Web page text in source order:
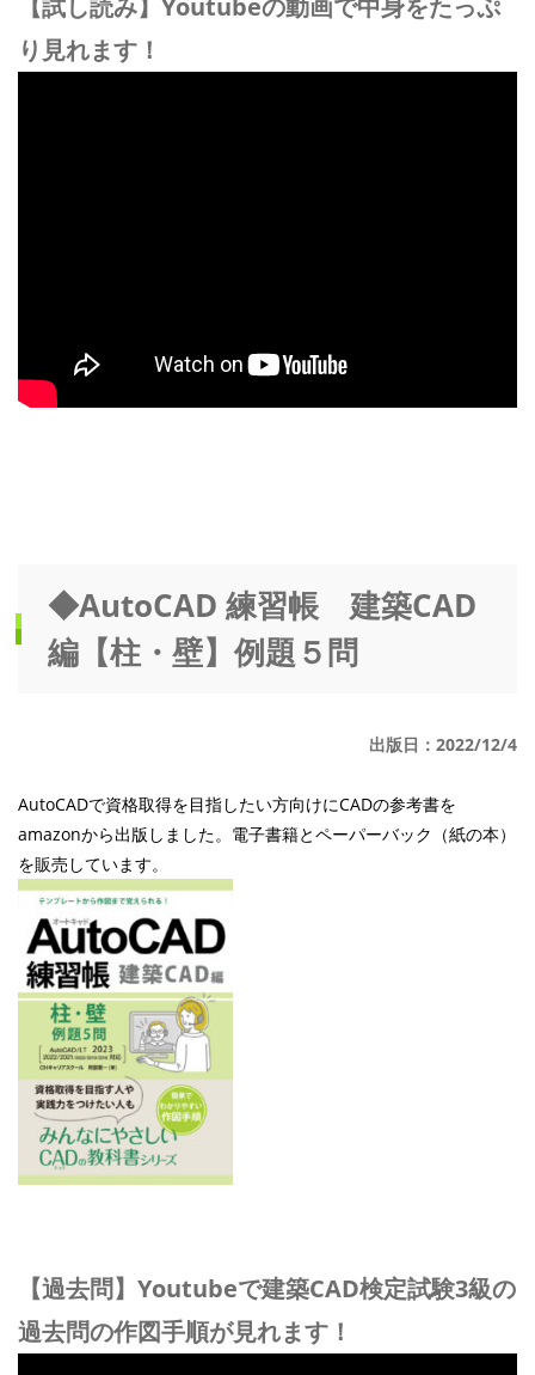
【試し読み】Youtubeの動画で中身をたっぷ
り見れます！
◆AutoCAD 練習帳 建築CAD
編【柱・壁】例題５問
出版日：2022/12/4
AutoCADで資格取得を目指したい方向けにCADの参考書を
amazonから出版しました。電子書籍とペーパーバック（紙の本）
を販売しています。
【過去問】Youtubeで建築CAD検定試験3級の
過去問の作図手順が見れます！